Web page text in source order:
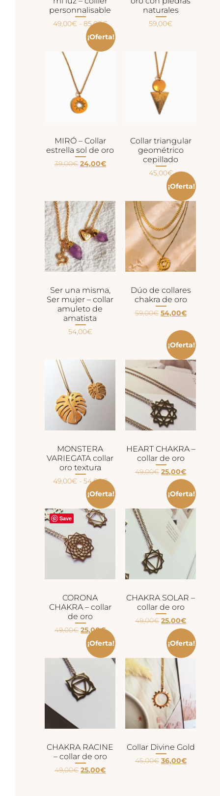
personnalisable
49,00€ - 85,00€
naturales
59,00€
¡Oferta!
MIRÓ – Collar
estrella sol de oro
39,00€ 24,00€
Collar triangular
geométrico
cepillado
45,00€
Ser una misma,
Ser mujer – collar
amuleto de
amatista
54,00€
¡Oferta!
Dúo de collares
chakra de oro
59,00€ 54,00€
MONSTERA
VARIEGATA collar
oro textura
49,00€ - 54,00€
¡Oferta!
HEART CHAKRA –
collar de oro
49,00€ 25,00€
¡Oferta!
CORONA
CHAKRA – collar
de oro
49,00€ 25,00€
¡Oferta!
CHAKRA SOLAR –
collar de oro
49,00€ 25,00€
¡Oferta!
CHAKRA RACINE
– collar de oro
49,00€ 25,00€
¡Oferta!
Collar Divine Gold
45,00€ 36,00€
Save